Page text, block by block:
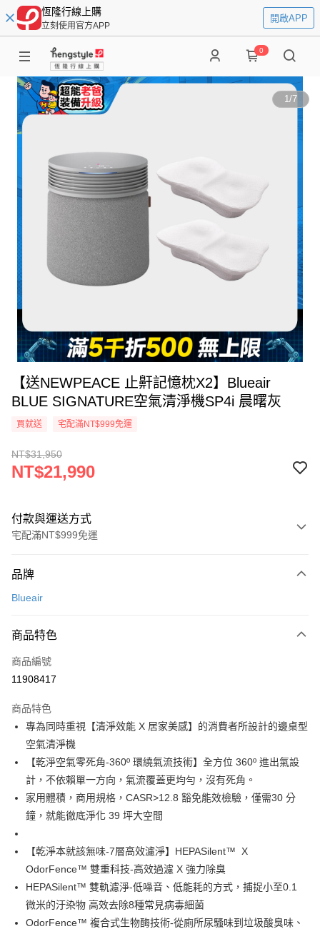
恆隆行線上購
立刻使用官方APP
開啟APP
0
1/7
【送NEWPEACE 止鼾記憶枕X2】Blueair
BLUE SIGNATURE空氣清淨機SP4i 晨曙灰
買就送 宅配滿NT$999免運
NT$31,950
NT$21,990
付款與運送方式
宅配滿NT$999免運
信用卡一次付款
3 期 0 利率 每期
合作金庫商業銀行
上海商業儲蓄銀行
臺灣中小企業銀行
匯豐（台灣）商業銀行
華泰商業銀行
聯邦商業銀行
元大商業銀行
永豐商業銀行
玉山商業銀行
星展（台灣）商業銀行
台灣樂天信用卡公司
合作金庫商業銀行
上海商業儲蓄銀行
國泰世華商業銀行
兆豐國際商業銀行
匯豐（台灣）商業銀行
聯邦商業銀行
遠東國際商業銀行
元大商業銀行
永豐商業銀行
玉山商業銀行
星展（台灣）商業銀行
台新國際商業銀行
即享券
LINE Pay
Apple Pay
街口支付
Google Pay
ATM付款
運送方式
宅配
每筆NT$100，滿NT$999(含以上)免運費
品牌
Blueair
商品特色
商品編號
11908417
商品特色
專為同時重視【清淨效能 X 居家美感】的消費者所設計的邊桌型
空氣清淨機
【乾淨空氣零死角-360º 環繞氣流技術】全方位 360º 進出氣設
計，不依賴單一方向，氣流覆蓋更均勻，沒有死角。
家用體積，商用規格，CASR>12.8 豁免能效檢驗，僅需30 分
鐘，就能徹底淨化 39 坪大空間
【乾淨本就該無味-7層高效濾淨】HEPASilent™ X
OdorFence™ 雙重科技-高效過濾 X 強力除臭
HEPASilent™ 雙軌濾淨-低噪音、低能耗的方式，捕捉小至0.1
微米的汙染物 高效去除8種常見病毒細菌
OdorFence™ 複合式生物酶技術-從廁所尿騷味到垃圾酸臭味、